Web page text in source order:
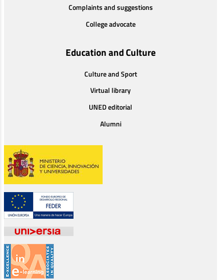
Complaints and suggestions
College advocate
Education and Culture
Culture and Sport
Virtual library
UNED editorial
Alumni